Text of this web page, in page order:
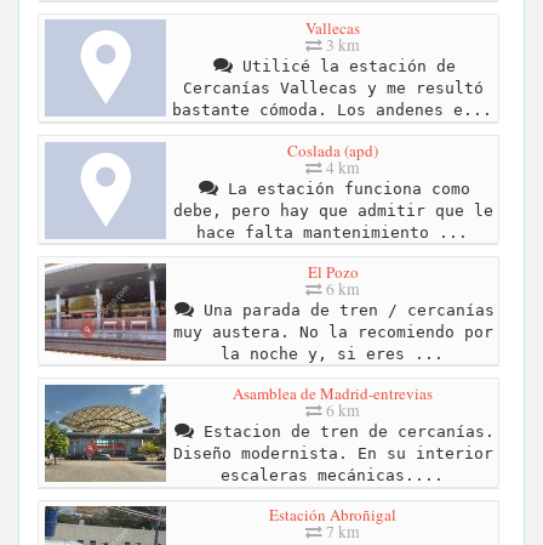
Vallecas
3 km
Utilicé la estación de
Cercanías Vallecas y me resultó
bastante cómoda. Los andenes e...
Coslada (apd)
4 km
La estación funciona como
debe, pero hay que admitir que le
hace falta mantenimiento ...
El Pozo
6 km
Una parada de tren / cercanías
muy austera. No la recomiendo por
la noche y, si eres ...
Asamblea de Madrid-entrevias
6 km
Estacion de tren de cercanías.
Diseño modernista. En su interior
escaleras mecánicas....
Estación Abroñigal
7 km